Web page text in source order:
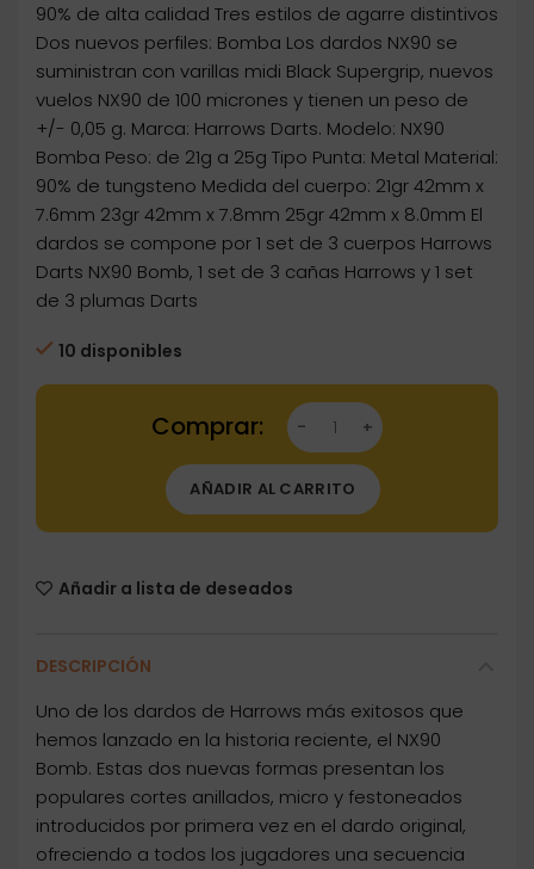
90% de alta calidad Tres estilos de agarre distintivos
Dos nuevos perfiles: Bomba Los dardos NX90 se
suministran con varillas midi Black Supergrip, nuevos
vuelos NX90 de 100 micrones y tienen un peso de
+/- 0,05 g. Marca: Harrows Darts. Modelo: NX90
Bomba Peso: de 21g a 25g Tipo Punta: Metal Material:
90% de tungsteno Medida del cuerpo: 21gr 42mm x
7.6mm 23gr 42mm x 7.8mm 25gr 42mm x 8.0mm El
dardos se compone por 1 set de 3 cuerpos Harrows
Darts NX90 Bomb, 1 set de 3 cañas Harrows y 1 set
de 3 plumas Darts
10 disponibles
Dartstore Dardos Harrows NX90 Bomb 90%
AÑADIR AL CARRITO
Añadir a lista de deseados
DESCRIPCIÓN
Uno de los dardos de Harrows más exitosos que
hemos lanzado en la historia reciente, el NX90
Bomb. Estas dos nuevas formas presentan los
populares cortes anillados, micro y festoneados
introducidos por primera vez en el dardo original,
ofreciendo a todos los jugadores una secuencia